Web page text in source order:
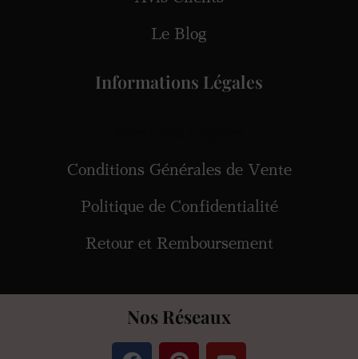
Le Blog
Informations Légales
Conditions Générales de Vente
Politique de Confidentialité
Retour et Remboursement
Nos Réseaux